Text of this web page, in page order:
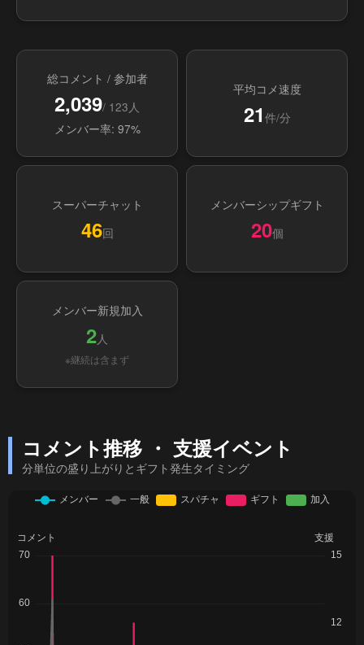
総コメント / 参加者
2,039/ 123人
メンバー率: 97%
平均コメ速度
21 件/分
スーパーチャット
46回
メンバーシップギフト
20個
メンバー新規加入
2人
※継続は含まず
コメント推移 ・ 支援イベント
分単位の盛り上がりとギフト発生タイミング